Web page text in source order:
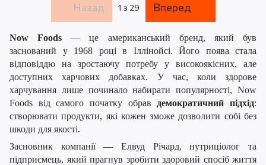
Назад 1 з 29 Вперед
Now Foods — це американський бренд, який був
заснований у 1968 році в Іллінойсі. Його поява стала
відповіддю на зростаючу потребу у високоякісних, але
доступних харчових добавках. У час, коли здорове
харчування лише починало набирати популярності, Now
Foods від самого початку обрав демократичний підхід:
створювати продукти, які кожен зможе дозволити собі без
шкоди для якості.
Засновник компанії — Елвуд Річард, нутриціолог та
підприємець, який прагнув зробити здоровий спосіб життя